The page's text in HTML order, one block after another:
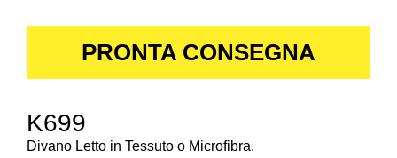
PRONTA CONSEGNA
K699
Divano Letto in Tessuto o Microfibra.